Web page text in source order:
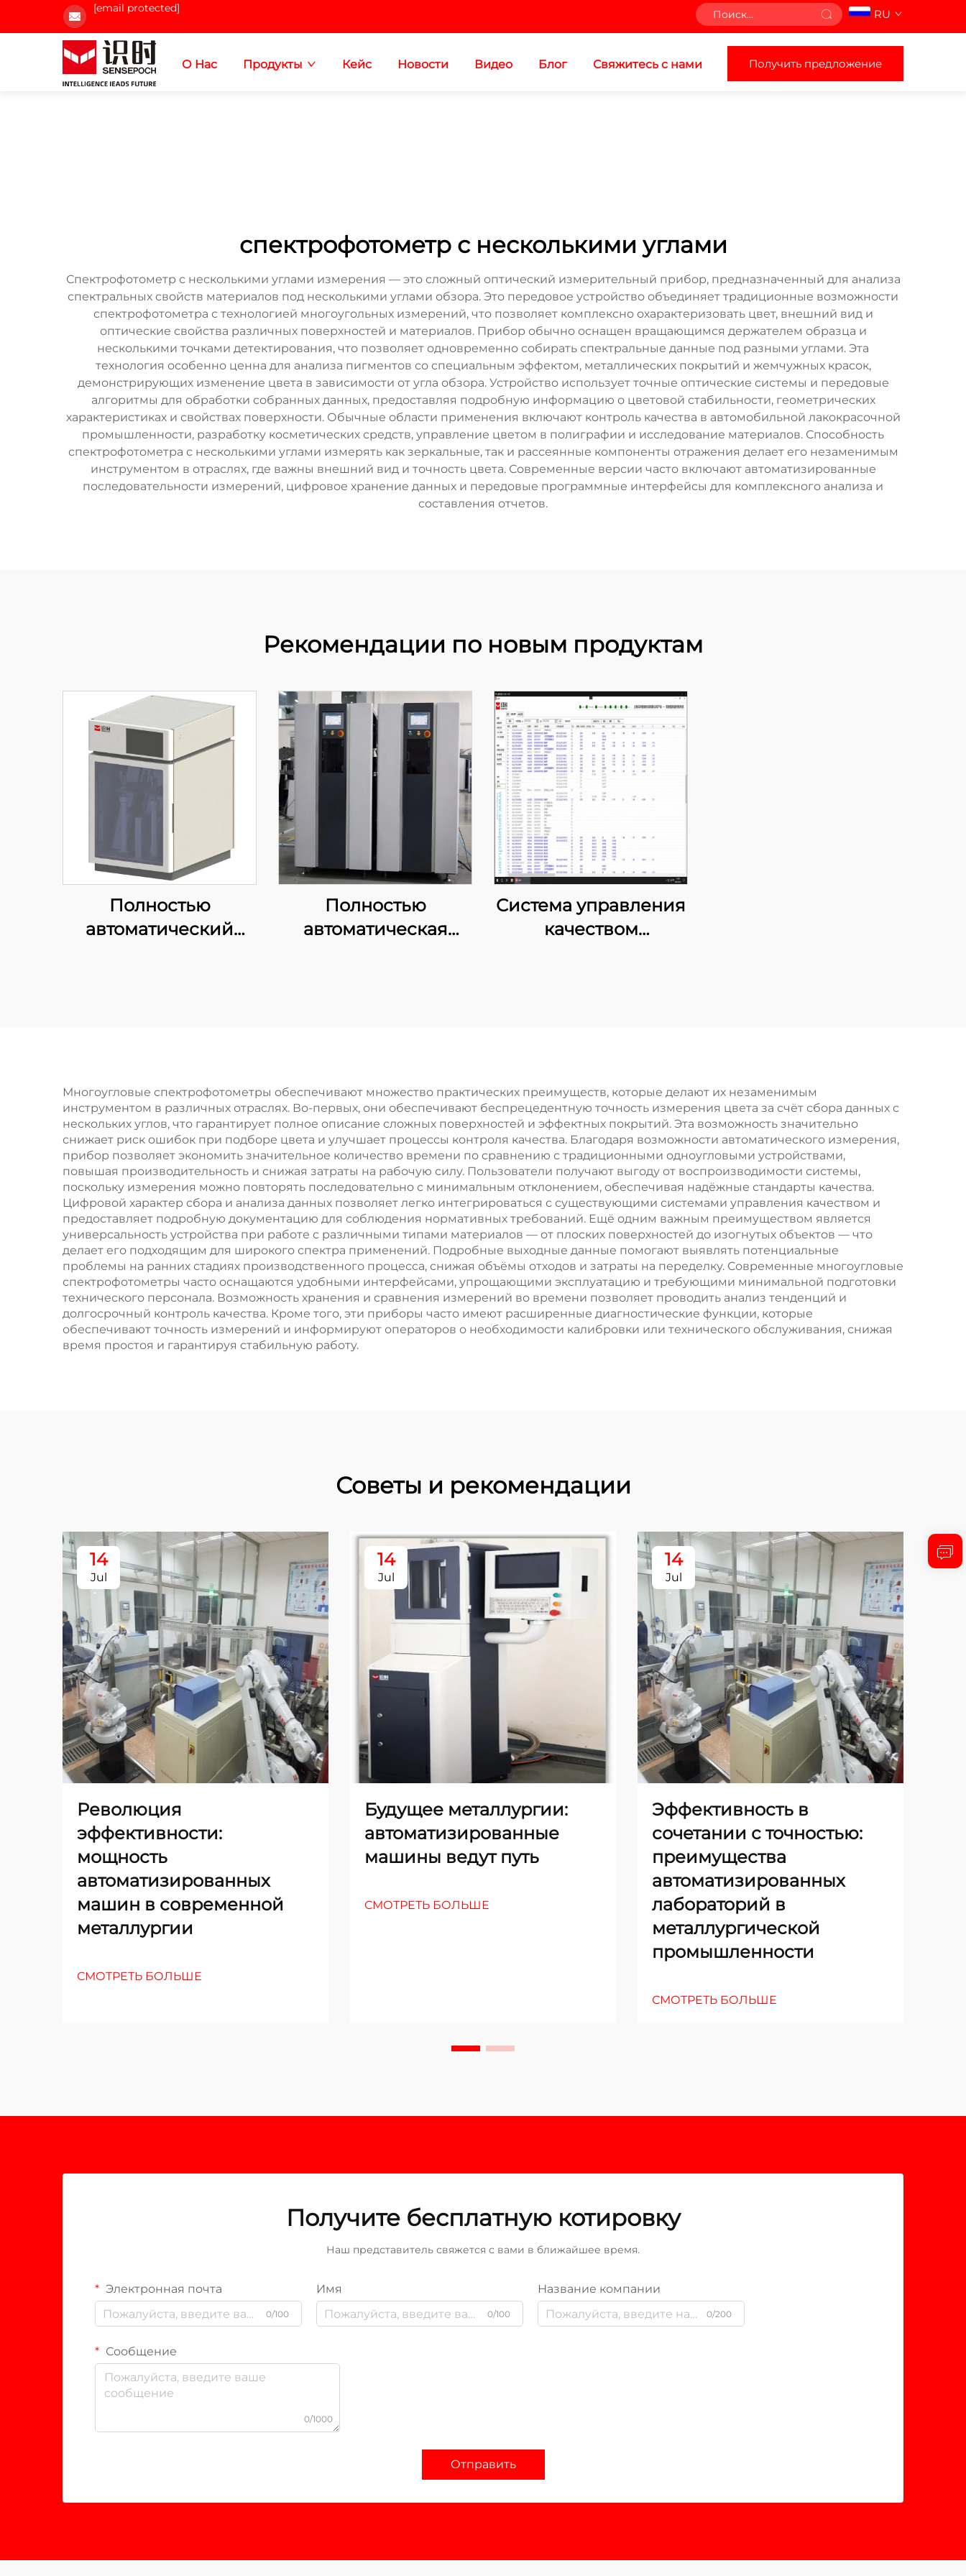
[email protected] RU
О Нас Продукты Кейс Новости Видео Блог Свяжитесь с нами Получить предложение
спектрофотометр с несколькими углами
Спектрофотометр с несколькими углами измерения — это сложный оптический измерительный прибор, предназначенный для анализа
спектральных свойств материалов под несколькими углами обзора. Это передовое устройство объединяет традиционные возможности
спектрофотометра с технологией многоугольных измерений, что позволяет комплексно охарактеризовать цвет, внешний вид и
оптические свойства различных поверхностей и материалов. Прибор обычно оснащен вращающимся держателем образца и
несколькими точками детектирования, что позволяет одновременно собирать спектральные данные под разными углами. Эта
технология особенно ценна для анализа пигментов со специальным эффектом, металлических покрытий и жемчужных красок,
демонстрирующих изменение цвета в зависимости от угла обзора. Устройство использует точные оптические системы и передовые
алгоритмы для обработки собранных данных, предоставляя подробную информацию о цветовой стабильности, геометрических
характеристиках и свойствах поверхности. Обычные области применения включают контроль качества в автомобильной лакокрасочной
промышленности, разработку косметических средств, управление цветом в полиграфии и исследование материалов. Способность
спектрофотометра с несколькими углами измерять как зеркальные, так и рассеянные компоненты отражения делает его незаменимым
инструментом в отраслях, где важны внешний вид и точность цвета. Современные версии часто включают автоматизированные
последовательности измерений, цифровое хранение данных и передовые программные интерфейсы для комплексного анализа и
составления отчетов.
Рекомендации по новым продуктам
Полностью
автоматический
Полностью
автоматическая
Система управления
качеством
Многоугловые спектрофотометры обеспечивают множество практических преимуществ, которые делают их незаменимым
инструментом в различных отраслях. Во-первых, они обеспечивают беспрецедентную точность измерения цвета за счёт сбора данных с
нескольких углов, что гарантирует полное описание сложных поверхностей и эффектных покрытий. Эта возможность значительно
снижает риск ошибок при подборе цвета и улучшает процессы контроля качества. Благодаря возможности автоматического измерения,
прибор позволяет экономить значительное количество времени по сравнению с традиционными одноугловыми устройствами,
повышая производительность и снижая затраты на рабочую силу. Пользователи получают выгоду от воспроизводимости системы,
поскольку измерения можно повторять последовательно с минимальным отклонением, обеспечивая надёжные стандарты качества.
Цифровой характер сбора и анализа данных позволяет легко интегрироваться с существующими системами управления качеством и
предоставляет подробную документацию для соблюдения нормативных требований. Ещё одним важным преимуществом является
универсальность устройства при работе с различными типами материалов — от плоских поверхностей до изогнутых объектов — что
делает его подходящим для широкого спектра применений. Подробные выходные данные помогают выявлять потенциальные
проблемы на ранних стадиях производственного процесса, снижая объёмы отходов и затраты на переделку. Современные многоугловые
спектрофотометры часто оснащаются удобными интерфейсами, упрощающими эксплуатацию и требующими минимальной подготовки
технического персонала. Возможность хранения и сравнения измерений во времени позволяет проводить анализ тенденций и
долгосрочный контроль качества. Кроме того, эти приборы часто имеют расширенные диагностические функции, которые
обеспечивают точность измерений и информируют операторов о необходимости калибровки или технического обслуживания, снижая
время простоя и гарантируя стабильную работу.
Советы и рекомендации
14
Jul
Революция
эффективности:
мощность
автоматизированных
машин в современной
металлургии
СМОТРЕТЬ БОЛЬШЕ
14
Jul
Будущее металлургии:
автоматизированные
машины ведут путь
СМОТРЕТЬ БОЛЬШЕ
14
Jul
Эффективность в
сочетании с точностью:
преимущества
автоматизированных
лабораторий в
металлургической
промышленности
СМОТРЕТЬ БОЛЬШЕ
Получите бесплатную котировку
Наш представитель свяжется с вами в ближайшее время.
Электронная почта
0/100
Имя
0/100
Название компании
0/200
Сообщение
0/1000
Отправить